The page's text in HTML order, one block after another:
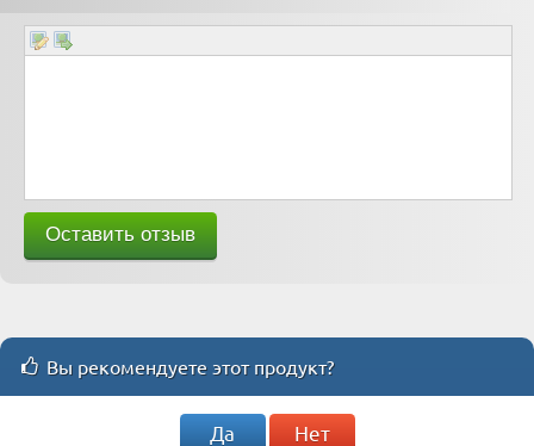
Вы рекомендуете этот продукт?
Да Нет